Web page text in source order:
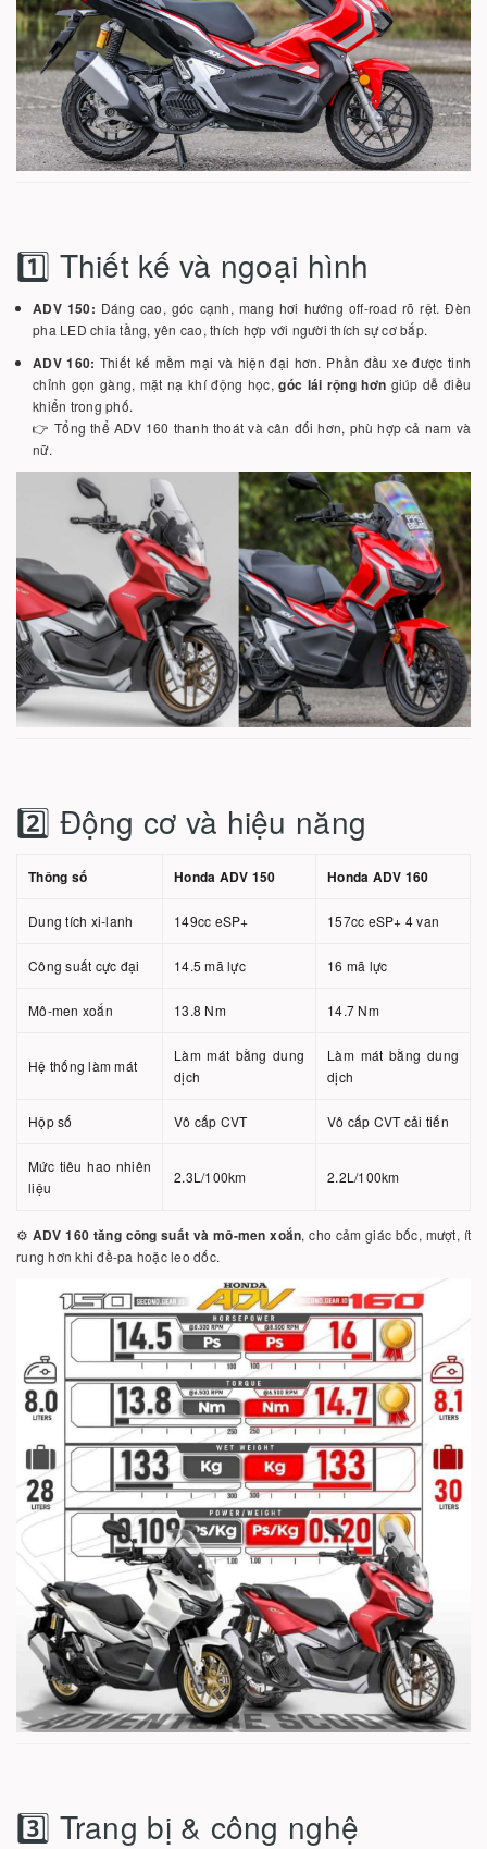
1️⃣ Thiết kế và ngoại hình
ADV 150: Dáng cao, góc cạnh, mang hơi hướng off-road rõ rệt. Đèn
pha LED chia tầng, yên cao, thích hợp với người thích sự cơ bắp.
ADV 160: Thiết kế mềm mại và hiện đại hơn. Phần đầu xe được tinh
chỉnh gọn gàng, mặt nạ khí động học,góc lái rộng hơn giúp dễ điều
khiển trong phố.
👉 Tổng thể ADV 160 thanh thoát và cân đối hơn, phù hợp cả nam và
nữ.
2️⃣ Động cơ và hiệu năng
Thông số Honda ADV 150 Honda ADV 160
Dung tích xi-lanh 149cc eSP+ 157cc eSP+ 4 van
Công suất cực đại 14.5 mã lực 16 mã lực
Mô-men xoắn 13.8 Nm 14.7 Nm
Hệ thống làm mát
Làm mát bằng dung
dịch
Làm mát bằng dung
dịch
Hộp số Vô cấp CVT Vô cấp CVT cải tiến
Mức tiêu hao nhiên
liệu
2.3L/100km 2.2L/100km
⚙️ ADV 160 tăng công suất và mô-men xoắn, cho cảm giác bốc, mượt, ít
rung hơn khi đề-pa hoặc leo dốc.
3️⃣ Trang bị & công nghệ